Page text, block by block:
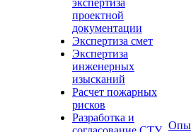
экспертиза
проектной
документации
Экспертиза смет
Экспертиза
инженерных
изысканий
Расчет пожарных
рисков
Разработка и